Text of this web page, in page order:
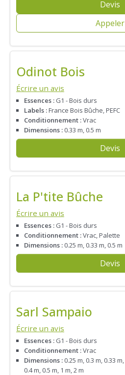
Devis
Appeler
Odinot Bois
Écrire un avis
Essences : G1 - Bois durs
Labels :France Bois Bûche, PEFC
Conditionnement :Vrac
Dimensions : 0.33 m, 0.5 m
Devis
La P'tite Bûche
Écrire un avis
Essences : G1 - Bois durs
Conditionnement :Vrac, Palette
Dimensions : 0.25 m, 0.33 m, 0.5 m
Devis
Sarl Sampaio
Écrire un avis
Essences : G1 - Bois durs
Conditionnement :Vrac
Dimensions : 0.25 m, 0.3 m, 0.33 m,
0.4 m, 0.5 m, 1 m, 2 m